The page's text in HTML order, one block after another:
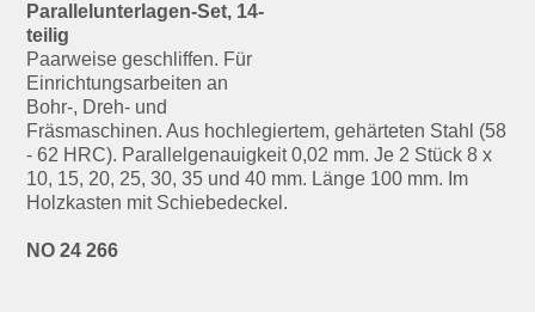
Parallelunterlagen-Set, 14-
teilig
Paarweise geschliffen. Für
Einrichtungsarbeiten an
Bohr-, Dreh- und
Fräsmaschinen. Aus hochlegiertem, gehärteten Stahl (58
- 62 HRC). Parallelgenauigkeit 0,02 mm. Je 2 Stück 8 x
10, 15, 20, 25, 30, 35 und 40 mm. Länge 100 mm. Im
Holzkasten mit Schiebedeckel.
NO 24 266